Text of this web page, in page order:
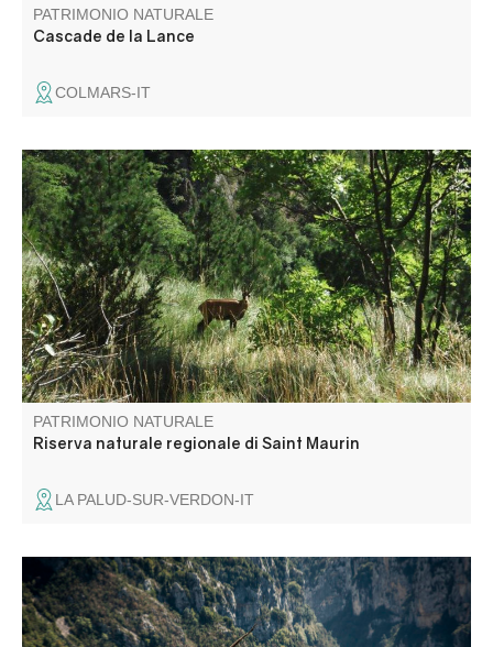
PATRIMONIO NATURALE
Cascade de la Lance
COLMARS-IT
A l’entrée ouest des Gorges du Verdon, la réserve
naturelle de Saint-Maurin est caractérisée par la
formation de travertins (tufs) issus de la précipitation du
carbonate de calcium libéré par les sources prenant
naissance au pied de la falaise de Barbin.
PATRIMONIO NATURALE
Riserva naturale regionale di Saint Maurin
LA PALUD-SUR-VERDON-IT
La Mescla (le mélange en Occitan) est le point où le
Verdon et son affluent l'Artuby se rencontrent.